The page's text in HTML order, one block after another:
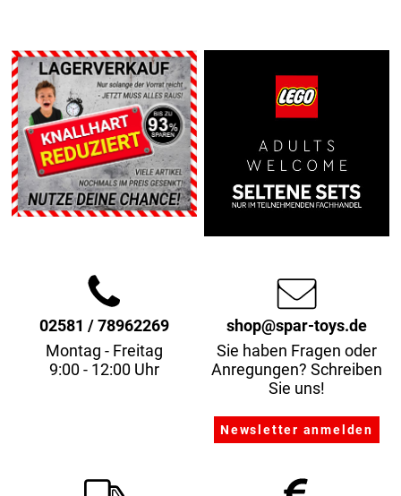
02581 / 78962269
Montag - Freitag
9:00 - 12:00 Uhr
shop@spar-toys.de
Sie haben Fragen oder
Anregungen? Schreiben
Sie uns!